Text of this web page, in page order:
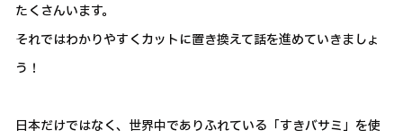
たくさんいます。
それではわかりやすくカットに置き換えて話を進めていきましょ
う！
日本だけではなく、世界中でありふれている「すきバサミ」を使